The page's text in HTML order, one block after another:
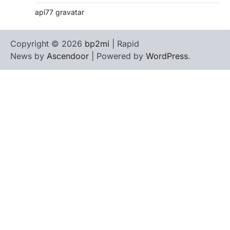
api77 gravatar
Copyright © 2026 bp2mi | Rapid
News by Ascendoor | Powered by WordPress.